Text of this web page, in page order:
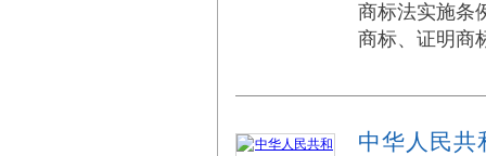
商标法实施
商标、证明
中华人民共